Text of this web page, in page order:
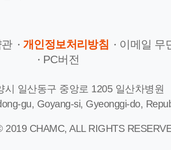
개인정보처리방침
이메일 무
PC버전
시 일산동구 중앙로 1205 일산차병원
gu, Goyang-si, Gyeonggi-do,
2019 CHAMC, ALL RIGHTS